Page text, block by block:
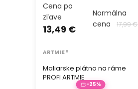
Maliarske plátno na ráme
PROFI ARTMIE
Cena po
zľave
13,49 €
Normálna
cena
17,99 €
ARTMIE®
-25%